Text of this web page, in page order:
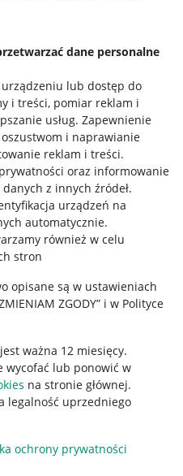
dane personalne
lub dostęp do
i treści, pomiar reklam i
usług. Zapewnienie
i naprawianie
reklam i treści.
oraz informowanie
z innych źródeł.
urządzeń na
automatycznie.
również w celu
stron
opisane są w ustawieniach
ZGODY” i w Polityce
ważna 12 miesięcy.
wycofać lub ponowić w
na stronie głównej.
legalność uprzedniego
ochrony prywatności
Cyfrowych